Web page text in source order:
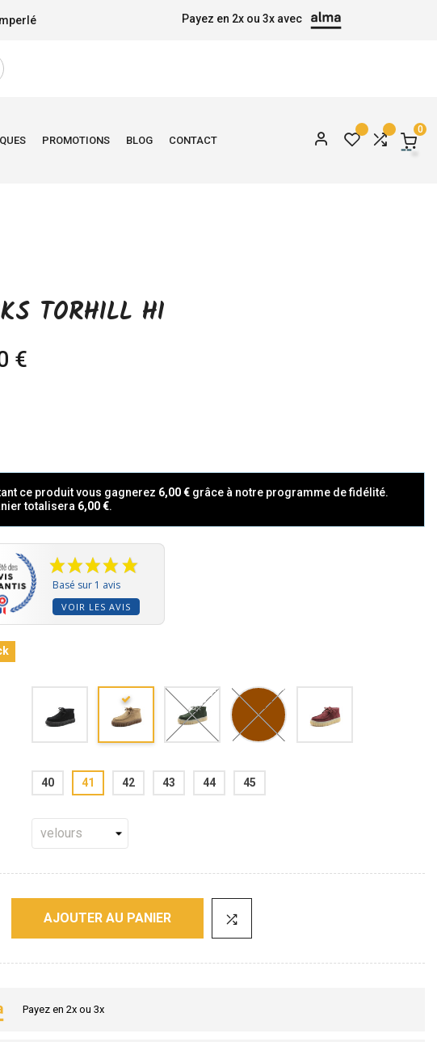
Payez en 2x ou 3x avec
PROMOTIONS BLOG CONTACT
0
TORHILL HI
€
ce produit vous gagnerez 6,00 € grâce à notre programme de fidélité.
totalisera 6,00 €.
Basé sur 1 avis
VOIR LES AVIS
40 41 42 43 44 45
AJOUTER AU PANIER
Payez en 2x ou 3x